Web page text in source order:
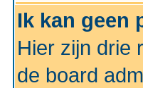
Ik kan geen
Hier zijn drie
de board